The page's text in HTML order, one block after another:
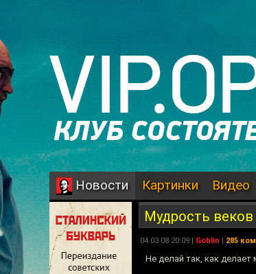
Новости Картинки Видео
Мудрость веков
04.03.08 20:09 | Goblin | 285
Не делай так, как